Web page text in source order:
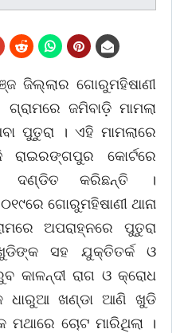
ଜିଲ୍ଲାର ଗୋରୁମହିଷାଣୀ
ଗ୍ରାମରେ ଜମିବାଡ଼ି ମାମଲା
ପୁତୁରା । ଏହି ମାମଲାରେ
କୋର୍ଟରେ
ଦଣ୍ଡିତ କରିଛନ୍ତି ।
ଗୋରୁମହିଷାଣୀ ଥାନା
ଅପରାହ୍ନରେ ପୁତୁରା
ସହ ଯୁକ୍ତିତର୍କ ଓ
କାଳନ୍ଦୀ ରାଗ ଓ କ୍ରୋଧ
ଧାରୁଆ ଖଣ୍ଡା ଆଣି ଖୁଡି
ମଥାରେ ଚୋଟ ମାରିଥିଲା ।